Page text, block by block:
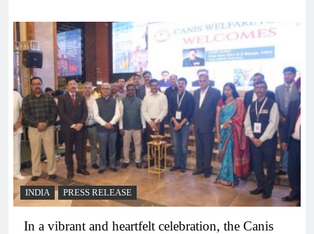
INDIA PRESS RELEASE
In a vibrant and heartfelt celebration, the Canis